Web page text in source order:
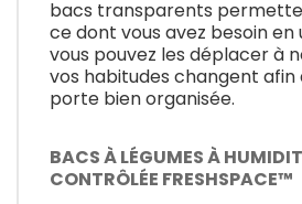
bacs transparents
ce dont vous avez besoin
vous pouvez les déplacer à
vos habitudes changent afin
porte bien organisée.
BACS À LÉGUMES À
CONTRÔLÉE FRESHSPACE™